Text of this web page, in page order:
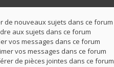
de nouveaux sujets dans ce forum
aux sujets dans ce forum
vos messages dans ce forum
vos messages dans ce forum
de pièces jointes dans ce forum